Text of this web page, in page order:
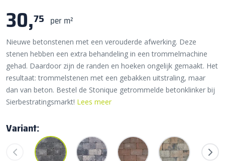
30,75 per m²
Nieuwe betonstenen met een verouderde afwerking. Deze
stenen hebben een extra behandeling in een trommelmachine
gehad. Daardoor zijn de randen en hoeken ongelijk gemaakt. Het
resultaat: trommelstenen met een gebakken uitstraling, maar
dan van beton. Bestel de Stonique getrommelde betonklinker bij
Sierbestratingsmarkt! Lees meer
Variant: